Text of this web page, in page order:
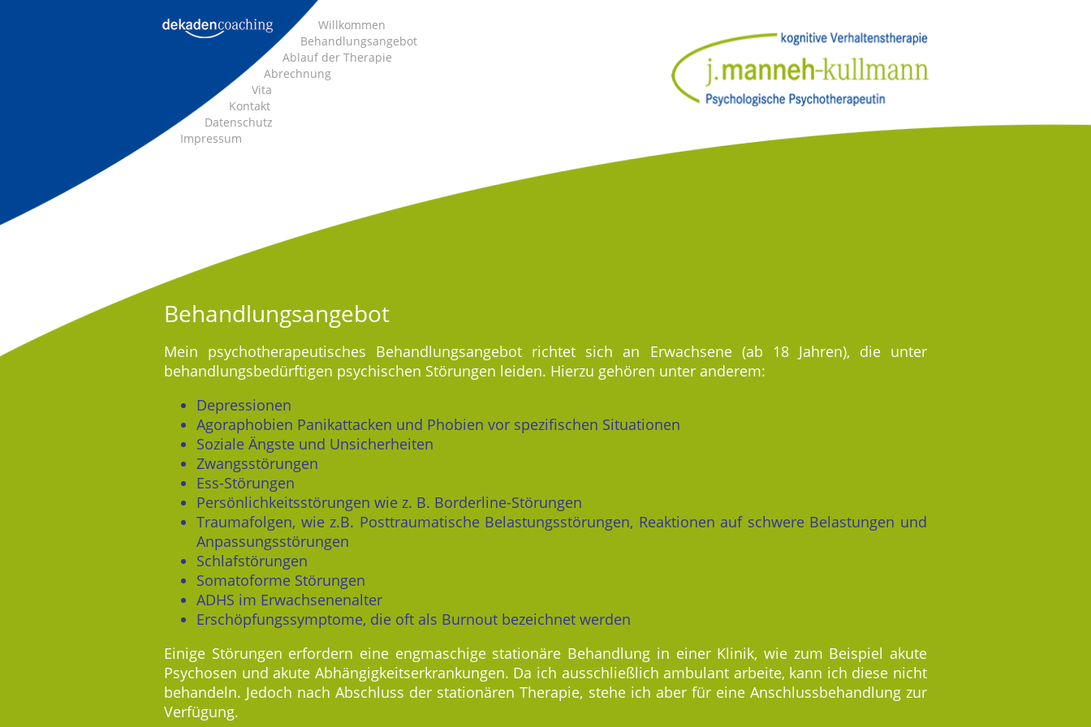
Willkommen
Behandlungsangebot
Ablauf der Therapie
Abrechnung
Vita
Kontakt
Datenschutz
Impressum
Behandlungsangebot
Mein psychotherapeutisches Behandlungsangebot richtet sich an Erwachsene (ab 18 Jahren), die unter
behandlungsbedürftigen psychischen Störungen leiden. Hierzu gehören unter anderem:
Depressionen
Agoraphobien Panikattacken und Phobien vor spezifischen Situationen
Soziale Ängste und Unsicherheiten
Zwangsstörungen
Ess-Störungen
Persönlichkeitsstörungen wie z. B. Borderline-Störungen
Traumafolgen, wie z.B. Posttraumatische Belastungsstörungen, Reaktionen auf schwere Belastungen und
Anpassungsstörungen
Schlafstörungen
Somatoforme Störungen
ADHS im Erwachsenenalter
Erschöpfungssymptome, die oft als Burnout bezeichnet werden
Einige Störungen erfordern eine engmaschige stationäre Behandlung in einer Klinik, wie zum Beispiel akute
Psychosen und akute Abhängigkeitserkrankungen. Da ich ausschließlich ambulant arbeite, kann ich diese nicht
behandeln. Jedoch nach Abschluss der stationären Therapie, stehe ich aber für eine Anschlussbehandlung zur
Verfügung.